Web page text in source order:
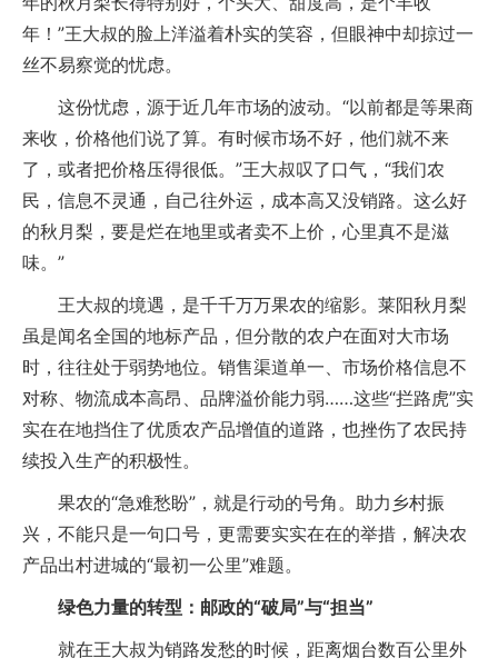
年！”王大叔的脸上洋溢着朴实的笑容，但眼神中却掠过一
丝不易察觉的忧虑。
这份忧虑，源于近几年市场的波动。“以前都是等果商
来收，价格他们说了算。有时候市场不好，他们就不来
了，或者把价格压得很低。”王大叔叹了口气，“我们农
民，信息不灵通，自己往外运，成本高又没销路。这么好
的秋月梨，要是烂在地里或者卖不上价，心里真不是滋
味。”
王大叔的境遇，是千千万万果农的缩影。莱阳秋月梨
虽是闻名全国的地标产品，但分散的农户在面对大市场
时，往往处于弱势地位。销售渠道单一、市场价格信息不
对称、物流成本高昂、品牌溢价能力弱……这些“拦路虎”实
实在在地挡住了优质农产品增值的道路，也挫伤了农民持
续投入生产的积极性。
果农的“急难愁盼”，就是行动的号角。助力乡村振
兴，不能只是一句口号，更需要实实在在的举措，解决农
产品出村进城的“最初一公里”难题。
绿色力量的转型：邮政的“破局”与“担当”
就在王大叔为销路发愁的时候，距离烟台数百公里外